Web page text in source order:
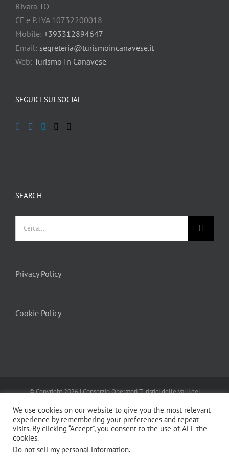
Rivara TO
CF e P. IVA 10732200018
Mobile: +393312894647
Email: segreteria@turismoincanavese.it
Web: Turismo In Canavese
SEGUICI SUI SOCIAL
SEARCH
Privacy Policy
Cookie Policy
© Copyright2026 | Consorzio Operatori Turistici delle Valli del
MENTEFRESCAPrivacy Policy Cookie Policy
We use cookies on our website to give you the most relevant
experience by remembering your preferences and repeat
visits. By clicking “Accept”, you consent to the use of ALL the
cookies.
Do not sell my personal information.